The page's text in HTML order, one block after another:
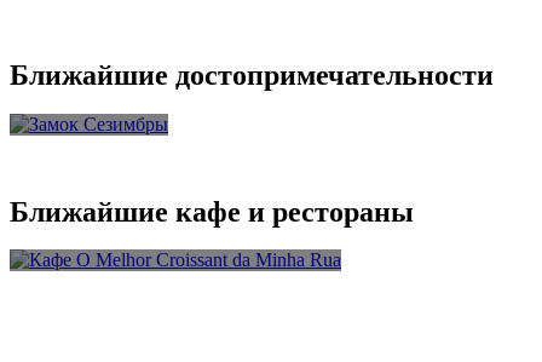
Ближайшие достопримечательности
Замок
Ближайшие кафе и рестораны
Кафе O Melhor Croissant da